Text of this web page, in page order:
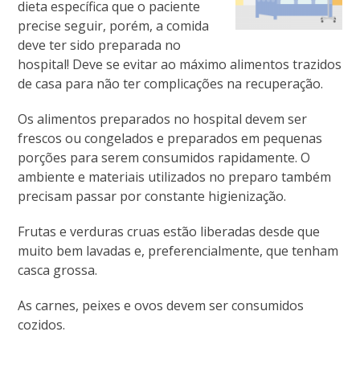
dieta específica que o paciente
precise seguir, porém, a comida
deve ter sido preparada no
hospital! Deve se evitar ao máximo alimentos trazidos
de casa para não ter complicações na recuperação.
Os alimentos preparados no hospital devem ser
frescos ou congelados e preparados em pequenas
porções para serem consumidos rapidamente. O
ambiente e materiais utilizados no preparo também
precisam passar por constante higienização.
Frutas e verduras cruas estão liberadas desde que
muito bem lavadas e, preferencialmente, que tenham
casca grossa.
As carnes, peixes e ovos devem ser consumidos
cozidos.